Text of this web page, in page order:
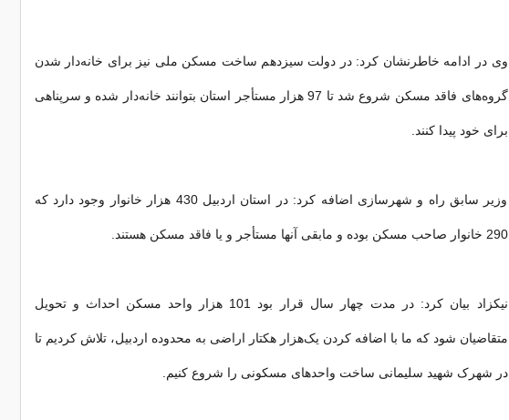
وی در ادامه خاطرنشان کرد: در دولت سیزدهم ساخت مسکن ملی نیز برای خانه‌دار شدن
گروه‌های فاقد مسکن شروع شد تا 97 هزار مستأجر استان بتوانند خانه‌دار شده و سرپناهی
برای خود پیدا کنند.
وزیر سابق راه و شهرسازی اضافه کرد: در استان اردبیل 430 هزار خانوار وجود دارد که
290 خانوار صاحب مسکن بوده و مابقی آنها مستأجر و یا فاقد مسکن هستند.
نیکزاد بیان کرد: در مدت چهار سال قرار بود 101 هزار واحد مسکن احداث و تحویل
متقاضیان شود که ما با اضافه کردن یک‌هزار هکتار اراضی به محدوده اردبیل، تلاش کردیم تا
در شهرک شهید سلیمانی ساخت واحدهای مسکونی را شروع کنیم.